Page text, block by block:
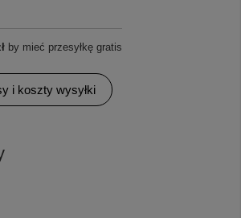
by mieć przesyłkę gratis
i koszty wysyłki